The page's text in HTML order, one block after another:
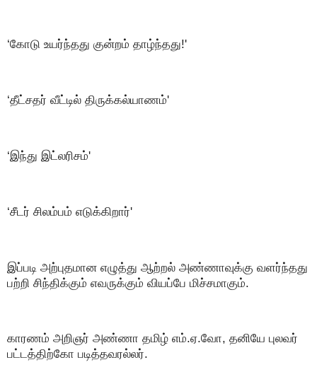
‘கோடு உயர்ந்தது குன்றம் தாழ்ந்தது!'
‘தீட்சதர் வீட்டில் திருக்கல்யாணம்'
‘இந்து இட்லரிசம்'
‘சீடர் சிலம்பம் எடுக்கிறார்'
இப்படி அற்புதமான எழுத்து ஆற்றல் அண்ணாவுக்கு வளர்ந்தது
பற்றி சிந்திக்கும் எவருக்கும் வியப்பே மிச்சமாகும்.
காரணம் அறிஞர் அண்ணா தமிழ் எம்.ஏ.வோ, தனியே புலவர்
பட்டத்திற்கோ படித்தவரல்லர்.